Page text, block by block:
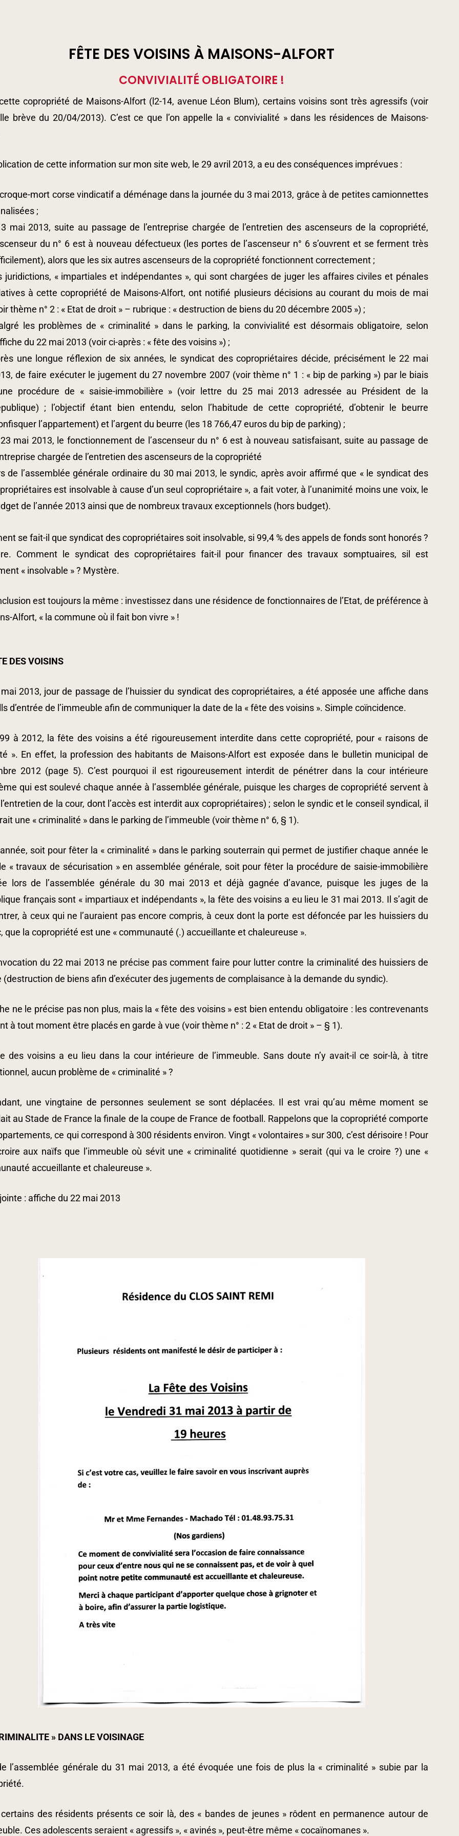
FÊTE DES VOISINS À MAISONS-ALFORT
CONVIVIALITÉ OBLIGATOIRE !
copropriété de Maisons-Alfort (l2-14, avenue Léon Blum), certains voisins sont très agressifs (voir
brève du 20/04/2013). C’est ce que l’on appelle la « convivialité » dans les résidences de Maisons-
de cette information sur mon site web, le 29 avril 2013, a eu des conséquences imprévues :
croque-mort corse vindicatif a déménage dans la journée du 3 mai 2013, grâce à de petites camionnettes
;
3 mai 2013, suite au passage de l’entreprise chargée de l’entretien des ascenseurs de la copropriété,
du n° 6 est à nouveau défectueux (les portes de l’ascenseur n° 6 s’ouvrent et se ferment très
alors que les six autres ascenseurs de la copropriété fonctionnent correctement ;
juridictions, « impartiales et indépendantes », qui sont chargées de juger les affaires civiles et pénales
à cette copropriété de Maisons-Alfort, ont notifié plusieurs décisions au courant du mois de mai
thème n° 2 : « Etat de droit » – rubrique : « destruction de biens du 20 décembre 2005 ») ;
les problèmes de « criminalité » dans le parking, la convivialité est désormais obligatoire, selon
du 22 mai 2013 (voir ci-après : « fête des voisins ») ;
une longue réflexion de six années, le syndicat des copropriétaires décide, précisément le 22 mai
de faire exécuter le jugement du 27 novembre 2007 (voir thème n° 1 : « bip de parking ») par le biais
procédure de « saisie-immobilière » (voir lettre du 25 mai 2013 adressée au Président de la
; l’objectif étant bien entendu, selon l’habitude de cette copropriété, d’obtenir le beurre
l’appartement) et l’argent du beurre (les 18 766,47 euros du bip de parking) ;
23 mai 2013, le fonctionnement de l’ascenseur du n° 6 est à nouveau satisfaisant, suite au passage de
chargée de l’entretien des ascenseurs de la copropriété
de l’assemblée générale ordinaire du 30 mai 2013, le syndic, après avoir affirmé que « le syndicat des
est insolvable à cause d’un seul copropriétaire », a fait voter, à l’unanimité moins une voix, le
de l’année 2013 ainsi que de nombreux travaux exceptionnels (hors budget).
se fait-il que syndicat des copropriétaires soit insolvable, si 99,4 % des appels de fonds sont honorés ?
Comment le syndicat des copropriétaires fait-il pour financer des travaux somptuaires, sil est
« insolvable » ? Mystère.
est toujours la même : investissez dans une résidence de fonctionnaires de l’Etat, de préférence à
Alfort, « la commune où il fait bon vivre » !
DES VOISINS
2013, jour de passage de l’huissier du syndicat des copropriétaires, a été apposée une affiche dans
d’entrée de l’immeuble afin de communiquer la date de la « fête des voisins ». Simple coïncidence.
à 2012, la fête des voisins a été rigoureusement interdite dans cette copropriété, pour « raisons de
». En effet, la profession des habitants de Maisons-Alfort est exposée dans le bulletin municipal de
2012 (page 5). C’est pourquoi il est rigoureusement interdit de pénétrer dans la cour intérieure
qui est soulevé chaque année à l’assemblée générale, puisque les charges de copropriété servent à
de la cour, dont l’accès est interdit aux copropriétaires) ; selon le syndic et le conseil syndical, il
une « criminalité » dans le parking de l’immeuble (voir thème n° 6, § 1).
soit pour fêter la « criminalité » dans le parking souterrain qui permet de justifier chaque année le
« travaux de sécurisation » en assemblée générale, soit pour fêter la procédure de saisie-immobilière
lors de l’assemblée générale du 30 mai 2013 et déjà gagnée d’avance, puisque les juges de la
français sont « impartiaux et indépendants », la fête des voisins a eu lieu le 31 mai 2013. Il s’agit de
à ceux qui ne l’auraient pas encore compris, à ceux dont la porte est défoncée par les huissiers du
que la copropriété est une « communauté (.) accueillante et chaleureuse ».
du 22 mai 2013 ne précise pas comment faire pour lutter contre la criminalité des huissiers de
(destruction de biens afin d’exécuter des jugements de complaisance à la demande du syndic).
ne le précise pas non plus, mais la « fête des voisins » est bien entendu obligatoire : les contrevenants
à tout moment être placés en garde à vue (voir thème n° : 2 « Etat de droit » – § 1).
des voisins a eu lieu dans la cour intérieure de l’immeuble. Sans doute n’y avait-il ce soir-là, à titre
aucun problème de « criminalité » ?
une vingtaine de personnes seulement se sont déplacées. Il est vrai qu’au même moment se
au Stade de France la finale de la coupe de France de football. Rappelons que la copropriété comporte
ce qui correspond à 300 résidents environ. Vingt « volontaires » sur 300, c’est dérisoire ! Pour
aux naïfs que l’immeuble où sévit une « criminalité quotidienne » serait (qui va le croire ?) une «
accueillante et chaleureuse ».
: affiche du 22 mai 2013
» DANS LE VOISINAGE
l’assemblée générale du 31 mai 2013, a été évoquée une fois de plus la « criminalité » subie par la
des résidents présents ce soir là, des « bandes de jeunes » rôdent en permanence autour de
Ces adolescents seraient « agressifs », « avinés », peut-être même « cocaïnomanes ».